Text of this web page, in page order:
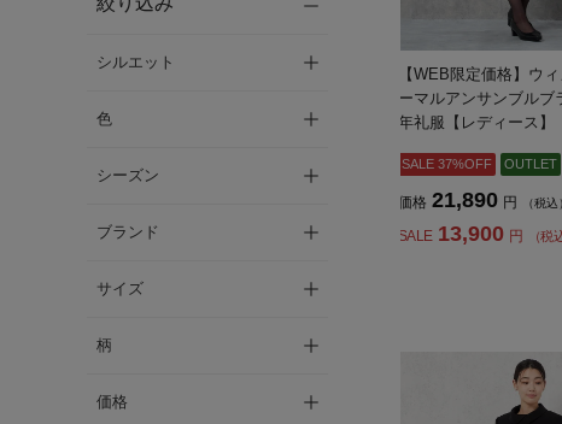
シルエット
色
シーズン
ブランド
サイズ
柄
価格
【WEB限定価格】ウ
ーマルアンサンブルブ
年礼服【レディース】
SALE 37%OFF OUTLET
価格 21,890 円 （税込）
SALE 13,900 円 （税